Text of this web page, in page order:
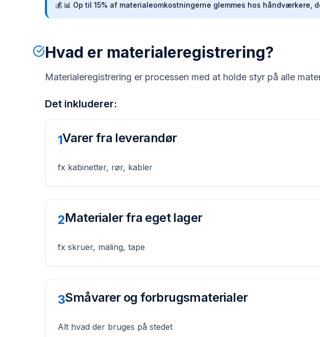
💰 📊 Op til 15% af materialeomkostningerne glemmes hos håndværkere,
Hvad er materialeregistrering?
Materialeregistrering er processen med at holde styr på alle
Det inkluderer:
1Varer fra leverandør
fx kabinetter, rør, kabler
2Materialer fra eget lager
fx skruer, maling, tape
3Småvarer og forbrugsmaterialer
Alt hvad der bruges på stedet